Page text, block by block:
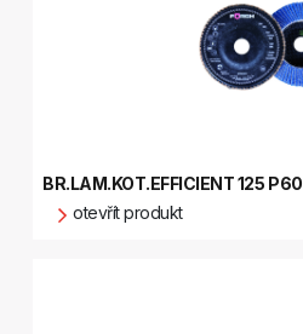
BR.LAM.KOT.EFFICIENT 125 P60
otevřít produkt